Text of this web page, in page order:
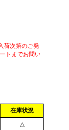
荷次第のご発
トまでお問い
在庫状況
△